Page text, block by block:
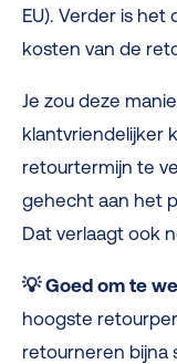
EU). Verder is het
kosten van de
Je zou deze
klantvriendelijker
retourtermijn te
gehecht aan het
Dat verlaagt ook
💡Goed om te
hoogste
retourneren bijna